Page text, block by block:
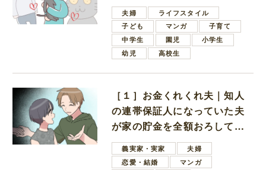
夫婦
ライフスタイル
子ども
マンガ
子育て
中学生
園児
小学生
幼児
高校生
［１］お金くれくれ夫｜知人
の連帯保証人になっていた夫
が家の貯金を全額おろしてほ
しいと言ってきた
義実家・実家
夫婦
恋愛・結婚
マンガ